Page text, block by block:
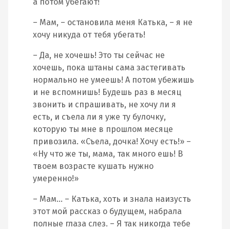
– Мам, – остановила меня Катька, – я не
хочу никуда от тебя убегать!
– Да, не хочешь! Это ты сейчас не
хочешь, пока штаны сама застегивать
нормально не умеешь! А потом убежишь
и не вспомнишь! Будешь раз в месяц
звонить и спрашивать, не хочу ли я
есть, и съела ли я уже ту булочку,
которую ты мне в прошлом месяце
привозила. «Съела, дочка! Хочу есть!» –
«Ну что же ты, мама, так много ешь! В
твоем возрасте кушать нужно
умеренно!»
– Мам… – Катька, хоть и знала наизусть
этот мой рассказ о будущем, набрала
полные глаза слез. – Я так никогда тебе